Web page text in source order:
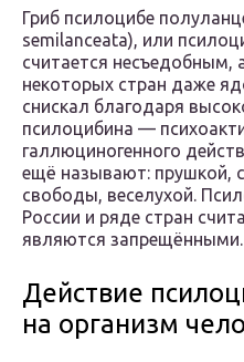
Гриб псилоцибе
semilanceata), или
считается несъедобным,
некоторых стран даже
снискал благодаря
псилоцибина —
галлюциногенного
ещё называют: прушкой,
свободы, веселухой.
России и ряде стран
являются запрещёнными.
Действие
на организм